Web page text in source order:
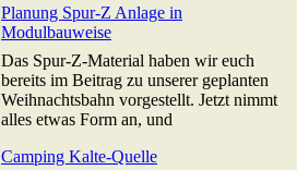
Planung Spur-Z Anlage in
Modulbauweise
Das Spur-Z-Material haben wir euch
bereits im Beitrag zu unserer geplanten
Weihnachtsbahn vorgestellt. Jetzt nimmt
alles etwas Form an, und
Camping Kalte-Quelle